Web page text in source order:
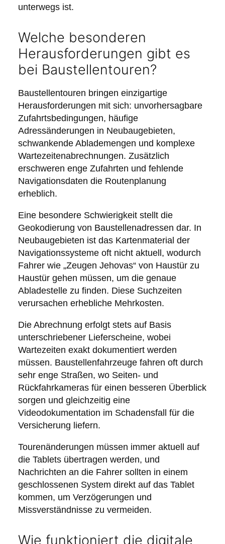
unterwegs ist.
Welche besonderen
Herausforderungen gibt es
bei Baustellentouren?
Baustellentouren bringen einzigartige
Herausforderungen mit sich: unvorhersagbare
Zufahrtsbedingungen, häufige
Adressänderungen in Neubaugebieten,
schwankende Ablademengen und komplexe
Wartezeitenabrechnungen. Zusätzlich
erschweren enge Zufahrten und fehlende
Navigationsdaten die Routenplanung
erheblich.
Eine besondere Schwierigkeit stellt die
Geokodierung von Baustellenadressen dar. In
Neubaugebieten ist das Kartenmaterial der
Navigationssysteme oft nicht aktuell, wodurch
Fahrer wie „Zeugen Jehovas“ von Haustür zu
Haustür gehen müssen, um die genaue
Abladestelle zu finden. Diese Suchzeiten
verursachen erhebliche Mehrkosten.
Die Abrechnung erfolgt stets auf Basis
unterschriebener Lieferscheine, wobei
Wartezeiten exakt dokumentiert werden
müssen. Baustellenfahrzeuge fahren oft durch
sehr enge Straßen, wo Seiten- und
Rückfahrkameras für einen besseren Überblick
sorgen und gleichzeitig eine
Videodokumentation im Schadensfall für die
Versicherung liefern.
Tourenänderungen müssen immer aktuell auf
die Tablets übertragen werden, und
Nachrichten an die Fahrer sollten in einem
geschlossenen System direkt auf das Tablet
kommen, um Verzögerungen und
Missverständnisse zu vermeiden.
Wie funktioniert die digitale